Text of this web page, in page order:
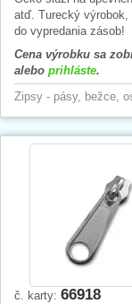
atď. Turecký
do vypredania zásob!
Cena výrobku sa
alebo prihláste.
Zipsy - pásy, bežce,
č. karty: 66918